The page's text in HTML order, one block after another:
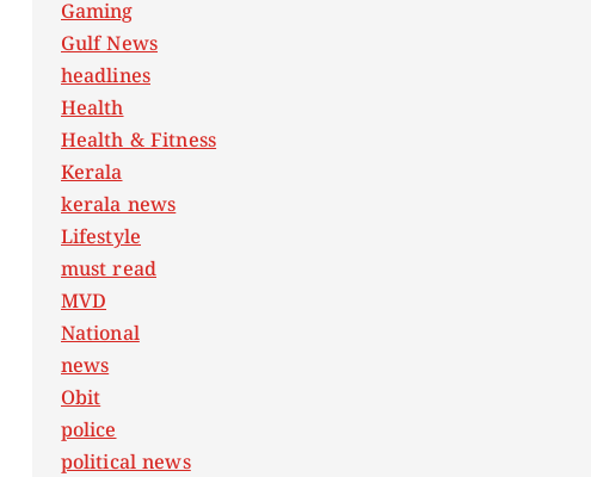
Gaming
Gulf News
headlines
Health
Health & Fitness
Kerala
kerala news
Lifestyle
must read
MVD
National
news
Obit
police
political news